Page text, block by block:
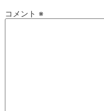
コメント ※